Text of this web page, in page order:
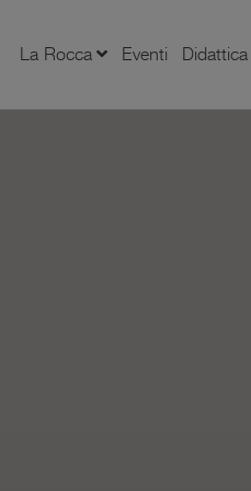
La Rocca Eventi Didattica